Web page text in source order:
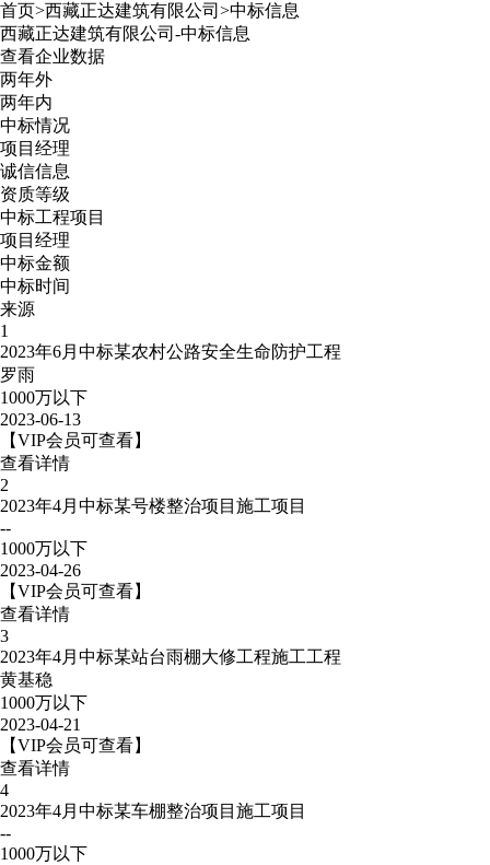
首页>西藏正达建筑有限公司 >中标信息
西藏正达建筑有限公司 -中标信息
查看企业数据
两年外
两年内
中标情况
项目经理
诚信信息
资质等级
中标工程项目
项目经理
中标金额
中标时间
来源
1
2023年6月中标某农村公路安全生命防护工程
罗雨
1000万以下
2023-06-13
【VIP会员可查看】
查看详情
2
2023年4月中标某号楼整治项目施工项目
--
1000万以下
2023-04-26
【VIP会员可查看】
查看详情
3
2023年4月中标某站台雨棚大修工程施工工程
黄基稳
1000万以下
2023-04-21
【VIP会员可查看】
查看详情
4
2023年4月中标某车棚整治项目施工项目
--
1000万以下